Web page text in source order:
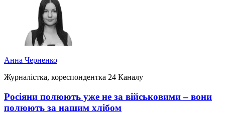
Анна Черненко
Журналістка, кореспондентка 24 Каналу
Росіяни полюють уже не за військовими – вони
полюють за нашим хлібом